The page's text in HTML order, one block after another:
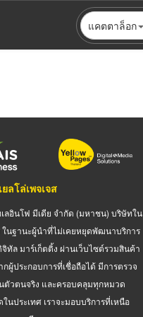
แคตตาล็อก
ลโล่เพจเจส
ลอินโฟ มีเดีย จำกัด (มหาชน) บริษัทใน
ในฐานะผู้นำที่ไม่เคยหยุดพัฒนาบริการ
ทัล มาร์เก็ตติ้ง ผ่านเว็บไซต์รวมสินค้า
กผู้ประกอบการที่เชื่อถือได้ มีการตรวจ
ตัวตนจริง และครอบคลุมทุกหมวด
นประเทศ เราจะมอบบริการที่เหนือ